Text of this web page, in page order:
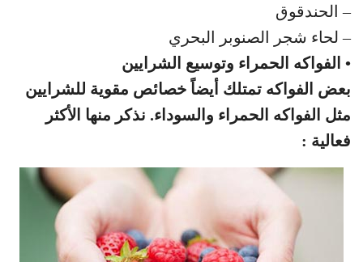
– الحندقوق
– لحاء شجر الصنوبر البحري
• الفواكه الحمراء وتوسيع الشرايين
بعض الفواكه تمتلك أيضاً خصائص مقوية للشرايين
مثل الفواكه الحمراء والسوداء. نذكر منها الأكثر
فعالية :